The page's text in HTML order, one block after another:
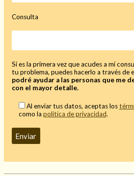
Consulta
Si es la primera vez que acudes a mi
tu problema, puedes hacerlo a través de
podré ayudar a las personas que me
con el mayor detalle.
Al enviar tus datos, aceptas los
como la política de privacidad.